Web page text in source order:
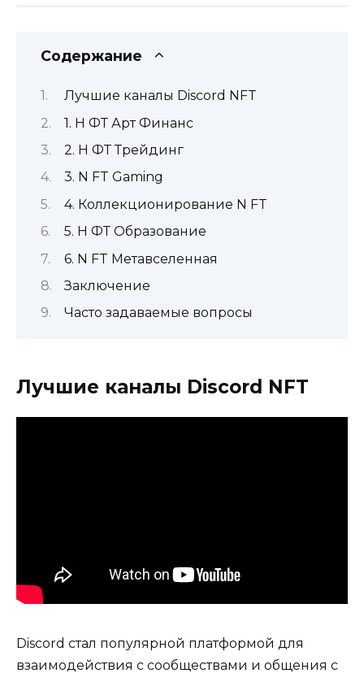
Содержание
Лучшие каналы Discord NFT
1. Н ФТ Арт Финанс
2. Н ФТ Трейдинг
3. N FT Gaming
4. Коллекционирование N FT
5. Н ФТ Образование
6. N FT Метавселенная
Заключение
Часто задаваемые вопросы
Лучшие каналы Discord NFT
Discord стал популярной платформой для
взаимодействия с сообществами и общения с